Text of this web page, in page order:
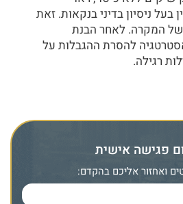
בעל ניסיון בדיני בנקאות. זאת
של המקרה. לאחר הבנת
להסרת ההגבלות על
רגילה.
פגישה אישית
ואחזור אליכם בהקדם: